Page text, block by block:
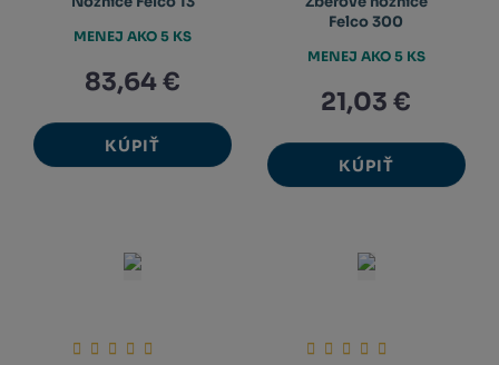
83,64 €
KÚPIŤ
MENEJ AKO 5 KS
Felco 300
21,03 €
KÚPIŤ
MENEJ AKO 5 KS